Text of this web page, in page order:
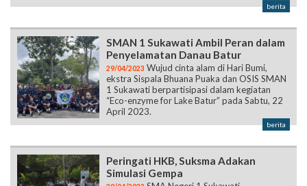
berita
SMAN 1 Sukawati Ambil Peran dalam
Penyelamatan Danau Batur
29/04/2023 Wujud cinta alam di Hari Bumi,
ekstra Sispala Bhuana Puaka dan OSIS SMAN
1 Sukawati berpartisipasi dalam kegiatan
“Eco-enzyme for Lake Batur” pada Sabtu, 22
April 2023.
berita
Peringati HKB, Suksma Adakan
Simulasi Gempa